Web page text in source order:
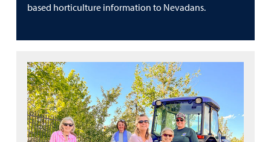
based horticulture information to Nevadans.